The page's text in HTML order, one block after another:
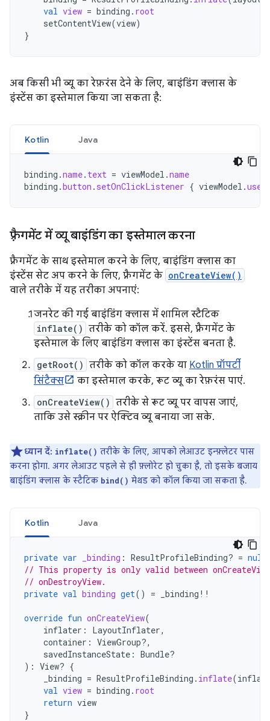
val view = binding . root
setContentView(view)
}
अब किसी भी व्यू का रेफ़रंस देने के लिए, बाइंडिंग क्लास के
इंस्टेंस का इस्तेमाल किया जा सकता है:
Kotlin Java
binding .name. text = viewModel .name
binding .button . setOnClickListener { viewModel .
फ़्रैगमेंट में व्यू बाइंडिंग का इस्तेमाल करना
फ़्रैगमेंट के साथ इस्तेमाल करने के लिए, बाइंडिंग क्लास का
इंस्टेंस सेट अप करने के लिए, फ़्रैगमेंट के onCreateView()
वाले तरीके में यह तरीका अपनाएं:
जनरेट की गई बाइंडिंग क्लास में शामिल स्टैटिक
inflate() तरीके को कॉल करें. इससे, फ़्रैगमेंट के
इस्तेमाल के लिए बाइंडिंग क्लास का इंस्टेंस बनता है.
getRoot() तरीके को कॉल करके या Kotlin प्रॉपर्टी
सिंटैक्स
का इस्तेमाल करके, रूट व्यू का रेफ़रंस पाएं.
onCreateView() तरीके से रूट व्यू पर वापस जाएं,
ताकि उसे स्क्रीन पर ऐक्टिव व्यू बनाया जा सके.
ध्यान दें: inflate() तरीके के लिए, आपको लेआउट इन्फ़्लेटर पास
करना होगा. अगर लेआउट पहले से ही फ़्लोरेट हो चुका है, तो इसके बजाय
बाइंडिंग क्लास के स्टैटिक bind() मेथड को कॉल किया जा सकता है.
Kotlin Java
private var _binding : ResultProfileBinding? = null
// This property is only valid between
// onDestroyView.
private val binding get() = _binding !!
override fun onCreateView(
inflater : LayoutInflater,
container : ViewGroup?,
savedInstanceState : Bundle?
): View? {
_binding = ResultProfileBinding . inflate(
val view = binding . root
return view
}